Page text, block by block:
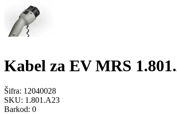
Kabel za EV MRS
Šifra: 12040028
SKU: 1.801.A23
Barkod: 0